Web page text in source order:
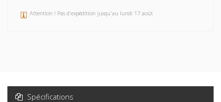
Attention ! Pas d'expédition jusqu'au lundi 17 août
Spécifications